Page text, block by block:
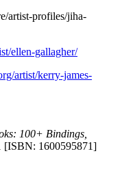
artist-profiles/jiha-
ellen-gallagher/
artist/kerry-james-
100+ Bindings,
[ISBN: 1600595871]